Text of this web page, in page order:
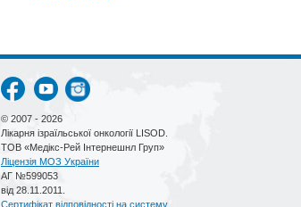
© 2007 - 2026
Лікарня ізраїльської онкології LISOD.
ТОВ «Медікс-Рей Інтернешнл Груп»
Ліцензія МОЗ України
АГ №599053
від 28.11.2011.
Сертифікат відповідності на систему